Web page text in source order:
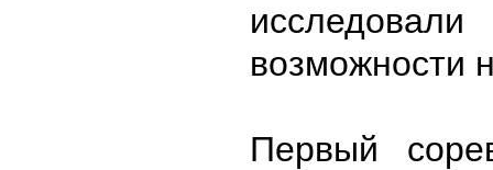
возможности
Первый